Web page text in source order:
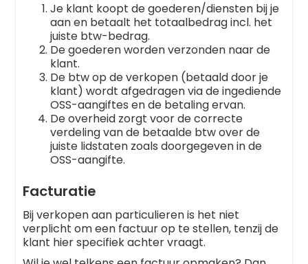
Je klant koopt de goederen/diensten bij je
aan en betaalt het totaalbedrag incl. het
juiste btw-bedrag.
De goederen worden verzonden naar de
klant.
De btw op de verkopen (betaald door je
klant) wordt afgedragen via de ingediende
OSS-aangiftes en de betaling ervan.
De overheid zorgt voor de correcte
verdeling van de betaalde btw over de
juiste lidstaten zoals doorgegeven in de
OSS-aangifte.
Facturatie
Bij verkopen aan particulieren is het niet
verplicht om een factuur op te stellen, tenzij de
klant hier specifiek achter vraagt.